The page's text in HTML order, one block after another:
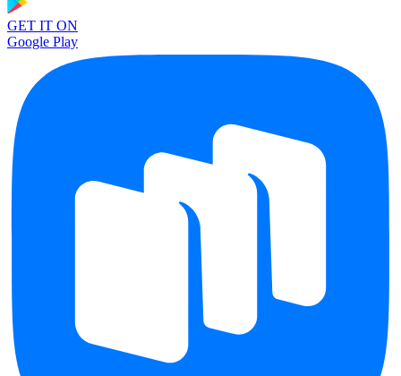
GET IT ON
Google Play